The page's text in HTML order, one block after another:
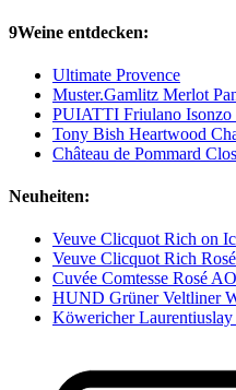
9Weine entdecken:
Ultimate Provence
Muster.Gamlitz Merlot
PUIATTI Friulano
Tony Bish Heartwood
Château de Pommard
Neuheiten:
Veuve Clicquot Rich on
Veuve Clicquot Rich
Cuvée Comtesse Rosé
HUND Grüner Veltliner
Köwericher